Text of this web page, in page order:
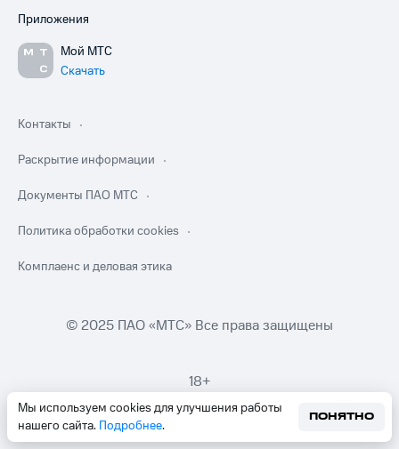
Мы используем cookies для улучшения работы
нашего сайта. Подробнее.
ПОНЯТНО
Приложения
Мой МТС
Скачать
Контакты
Раскрытие информации
Документы ПАО МТС
Политика обработки cookies
Комплаенс и деловая этика
© 2025 ПАО «МТС» Все права защищены
18+